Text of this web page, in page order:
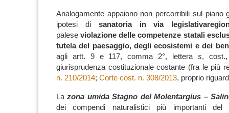
Analogamente appaiono non percorribili sul piano
ipotesi di sanatoria in via legislativa
paleseviolazione delle competenze statali
tutela del paesaggio, degli ecosistemi e dei
agli artt. 9 e 117, comma 2°, lettera s,
giurisprudenza costituzionale costante (fra le più
n. 210/2014; Corte cost. n. 308/2013, proprio
Lazona umida Stagno del Molentargius –
dei compendi naturalistici più importanti del